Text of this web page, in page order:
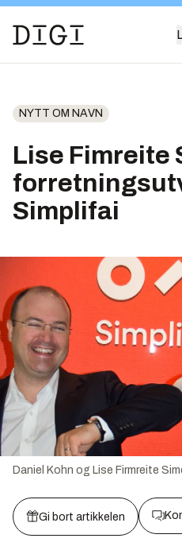
NYTT OM NAVN
Lise Fimreite
Simplifai
Daniel Kohn og Lise Firmreite
Gi bort artikkelen